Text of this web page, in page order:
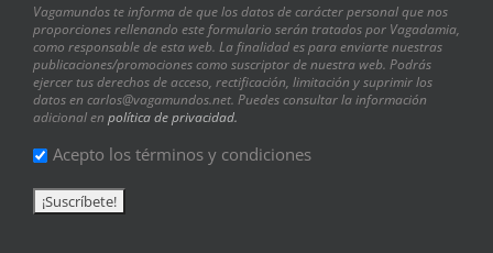
Vagamundos te informa de que los datos de carácter personal que nos
proporciones rellenando este formulario serán tratados por Vagadamia,
como responsable de esta web. La finalidad es para enviarte nuestras
publicaciones/promociones como suscriptor de nuestra web. Podrás
ejercer tus derechos de acceso, rectificación, limitación y suprimir los
datos en carlos@vagamundos.net. Puedes consultar la información
adicional en política de privacidad.
Acepto los términos y condiciones